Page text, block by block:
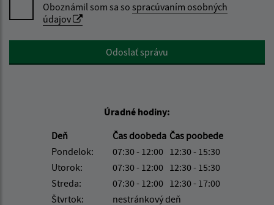
Oboznámil som sa so spracúvaním osobných
údajov
Google reCaptcha ResponseOdoslať správu
Úradné hodiny:
Deň
Čas doobeda Čas poobede
Pondelok:
07:30 - 12:00 12:30 - 15:30
Utorok:
07:30 - 12:00 12:30 - 15:30
Streda:
07:30 - 12:00 12:30 - 17:00
Štvrtok:
nestránkový deň